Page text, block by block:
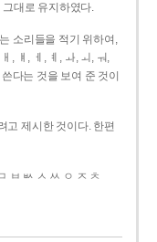
대로 유지하였다.
소리들을 적기 위하여,
, ㅒ, ㅔ, ㅖ, ㅘ, ㅚ, ㅝ,
다는 것을 보여 준 것이
고 제시한 것이다. 한편
ㅂ ㅄ ㅅ ㅆ ㅇ ㅈ ㅊ